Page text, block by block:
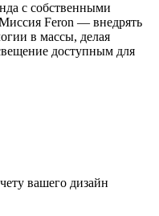
с собственными
Feron — внедрять
в массы, делая
доступным для
вашего дизайн